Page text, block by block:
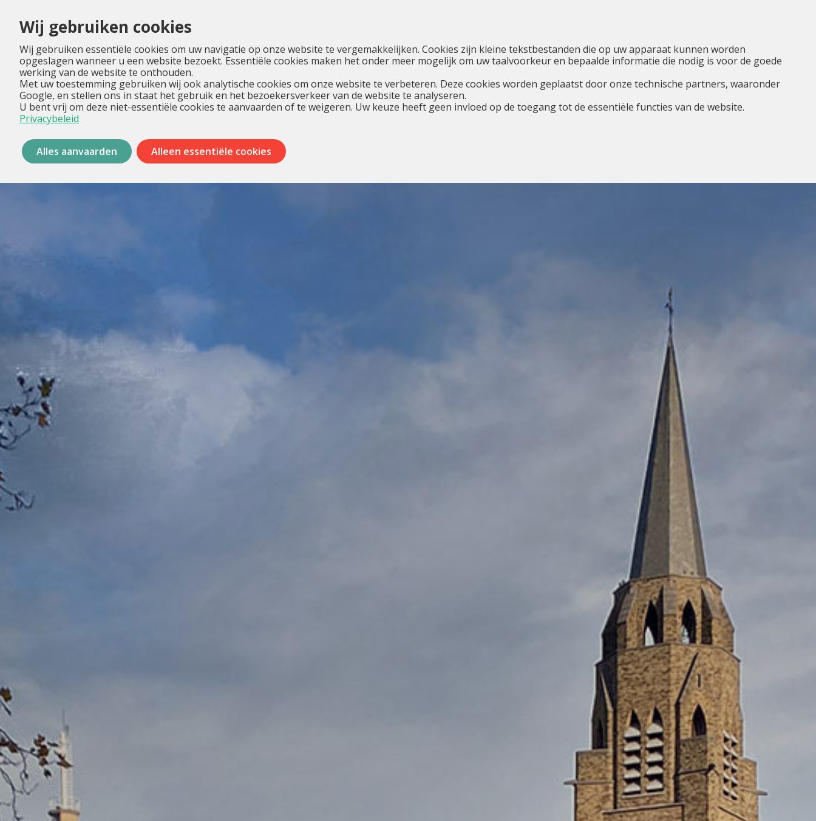
Wij gebruiken cookies
Wij gebruiken essentiële cookies om uw navigatie op onze website te vergemakkelijken. Cookies zijn kleine tekstbestanden die op uw apparaat kunnen worden
opgeslagen wanneer u een website bezoekt. Essentiële cookies maken het onder meer mogelijk om uw taalvoorkeur en bepaalde informatie die nodig is voor de goede
werking van de website te onthouden.
Met uw toestemming gebruiken wij ook analytische cookies om onze website te verbeteren. Deze cookies worden geplaatst door onze technische partners, waaronder
Google, en stellen ons in staat het gebruik en het bezoekersverkeer van de website te analyseren.
U bent vrij om deze niet-essentiële cookies te aanvaarden of te weigeren. Uw keuze heeft geen invloed op de toegang tot de essentiële functies van de website.
Privacybeleid
Alles aanvaarden Alleen essentiële cookies